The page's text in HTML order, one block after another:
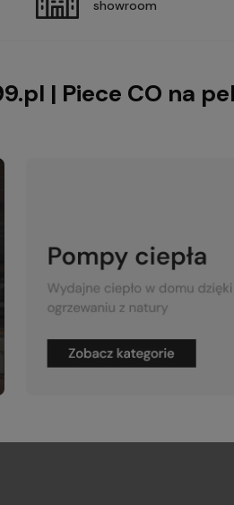
showroom
| Piece CO na